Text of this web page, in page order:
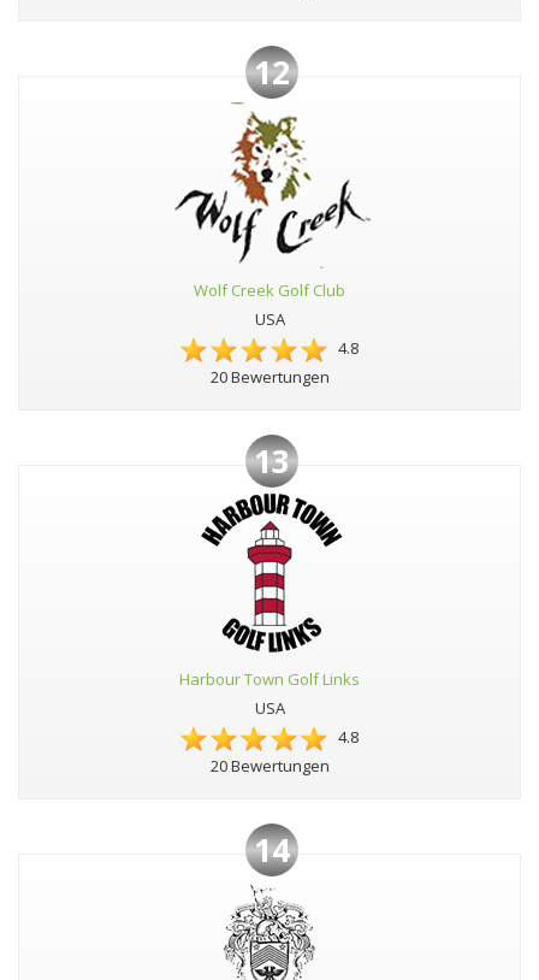
12
Wolf Creek Golf Club
USA
4.8
20 Bewertungen
13
Harbour Town Golf Links
USA
4.8
20 Bewertungen
14